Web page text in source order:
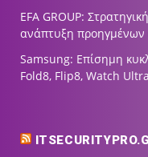
EFA GROUP:
ανάπτυξη προηγμένων
Samsung: Επίσημη
Fold8, Flip8, Watch